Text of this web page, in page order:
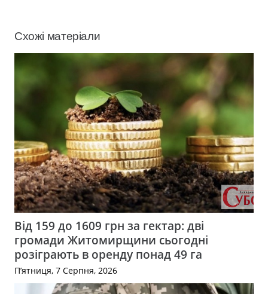
Схожі матеріали
Від 159 до 1609 грн за гектар: дві
громади Житомирщини сьогодні
розіграють в оренду понад 49 га
П’ятниця, 7 Серпня, 2026